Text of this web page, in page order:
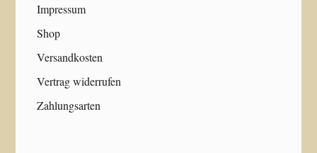
Impressum
Shop
Versandkosten
Vertrag widerrufen
Zahlungsarten